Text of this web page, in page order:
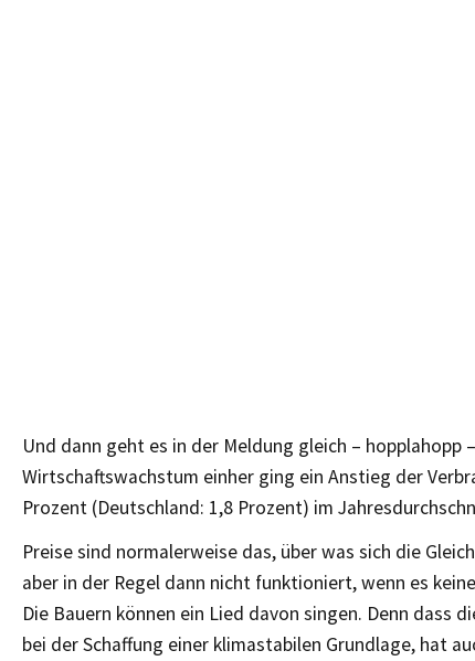
Und dann geht es in der Meldung gleich – hopplahopp
Wirtschaftswachstum einher ging ein Anstieg der
Prozent (Deutschland: 1,8 Prozent) im
Preise sind normalerweise das, über was sich die
aber in der Regel dann nicht funktioniert, wenn es
Die Bauern können ein Lied davon singen. Denn dass
bei der Schaffung einer klimastabilen Grundlage, hat